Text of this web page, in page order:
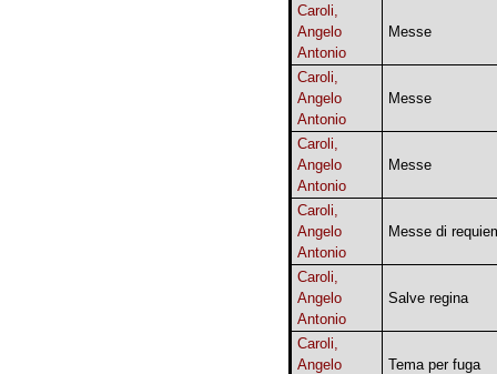
Caroli,
Angelo
Antonio
Messe
Caroli,
Angelo
Antonio
Messe
Caroli,
Angelo
Antonio
Messe
Caroli,
Angelo
Antonio
Messe di
Caroli,
Angelo
Antonio
Salve regina
Caroli,
Angelo
Tema per fuga